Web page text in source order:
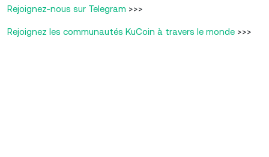
Rejoignez-nous sur Telegram >>>
Rejoignez les communautés KuCoin à travers le monde >>>